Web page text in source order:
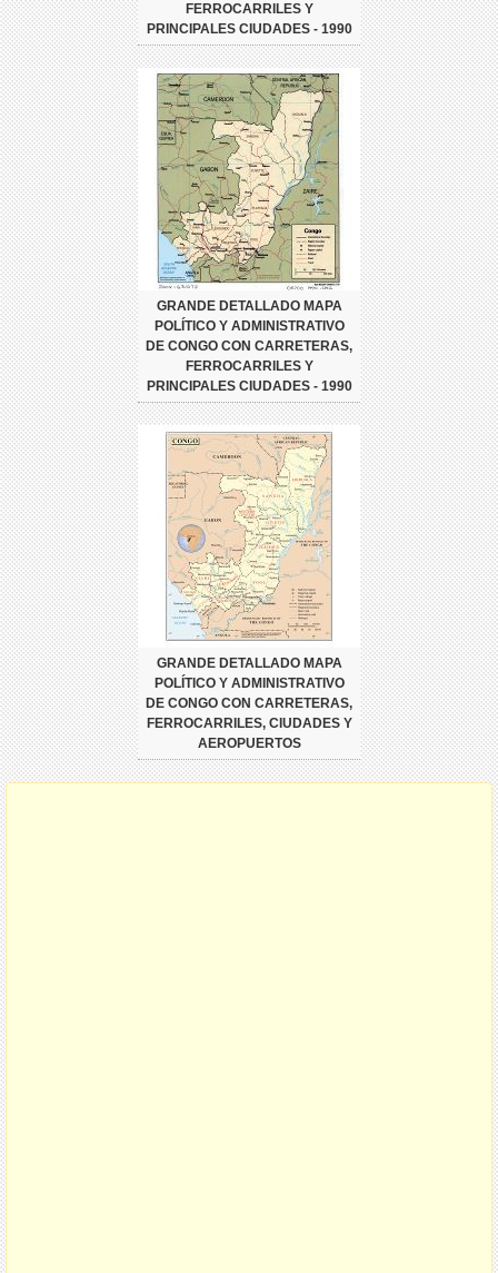
FERROCARRILES Y
PRINCIPALES CIUDADES - 1990
GRANDE DETALLADO MAPA
POLÍTICO Y ADMINISTRATIVO
DE CONGO CON CARRETERAS,
FERROCARRILES Y
PRINCIPALES CIUDADES - 1990
GRANDE DETALLADO MAPA
POLÍTICO Y ADMINISTRATIVO
DE CONGO CON CARRETERAS,
FERROCARRILES, CIUDADES Y
AEROPUERTOS